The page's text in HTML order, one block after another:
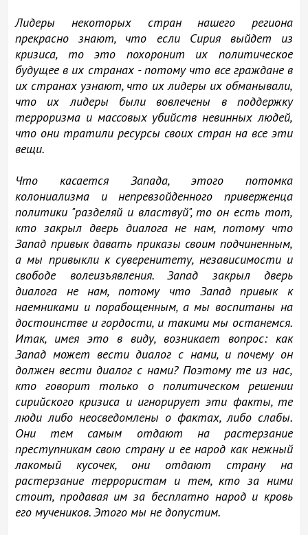
Лидеры некоторых стран нашего региона
прекрасно знают, что если Сирия выйдет из
кризиса, то это похоронит их политическое
будущее в их странах - потому что все граждане в
их странах узнают, что их лидеры их обманывали,
что их лидеры были вовлечены в поддержку
терроризма и массовых убийств невинных людей,
что они тратили ресурсы своих стран на все эти
вещи.
Что касается Запада, этого потомка
колониализма и непревзойденного приверженца
политики "разделяй и властвуй", то он есть тот,
кто закрыл дверь диалога не нам, потому что
Запад привык давать приказы своим подчиненным,
а мы привыкли к суверенитету, независимости и
свободе волеизъявления. Запад закрыл дверь
диалога не нам, потому что Запад привык к
наемниками и порабощенным, а мы воспитаны на
достоинстве и гордости, и такими мы останемся.
Итак, имея это в виду, возникает вопрос: как
Запад может вести диалог с нами, и почему он
должен вести диалог с нами? Поэтому те из нас,
кто говорит только о политическом решении
сирийского кризиса и игнорирует эти факты, те
люди либо неосведомлены о фактах, либо слабы.
Они тем самым отдают на растерзание
преступникам свою страну и ее народ как нежный
лакомый кусочек, они отдают страну на
растерзание террористам и тем, кто за ними
стоит, продавая им за бесплатно народ и кровь
его мучеников. Этого мы не допустим.